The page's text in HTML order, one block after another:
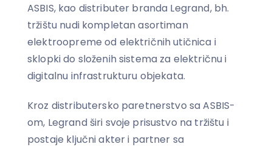
ASBIS, kao distributer branda Legrand, bh.
tržištu nudi kompletan asortiman
elektroopreme od električnih utičnica i
sklopki do složenih sistema za električnu i
digitalnu infrastrukturu objekata.
Kroz distributersko paretnerstvo sa ASBIS-
om, Legrand širi svoje prisustvo na tržištu i
postaje ključni akter i partner sa